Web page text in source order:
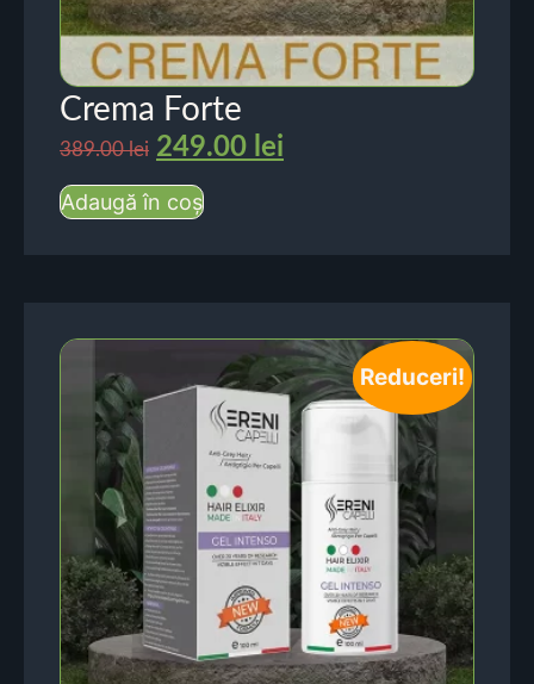
Crema Forte
389.00lei 249.00 lei
Adaugă în coș
Reduceri!